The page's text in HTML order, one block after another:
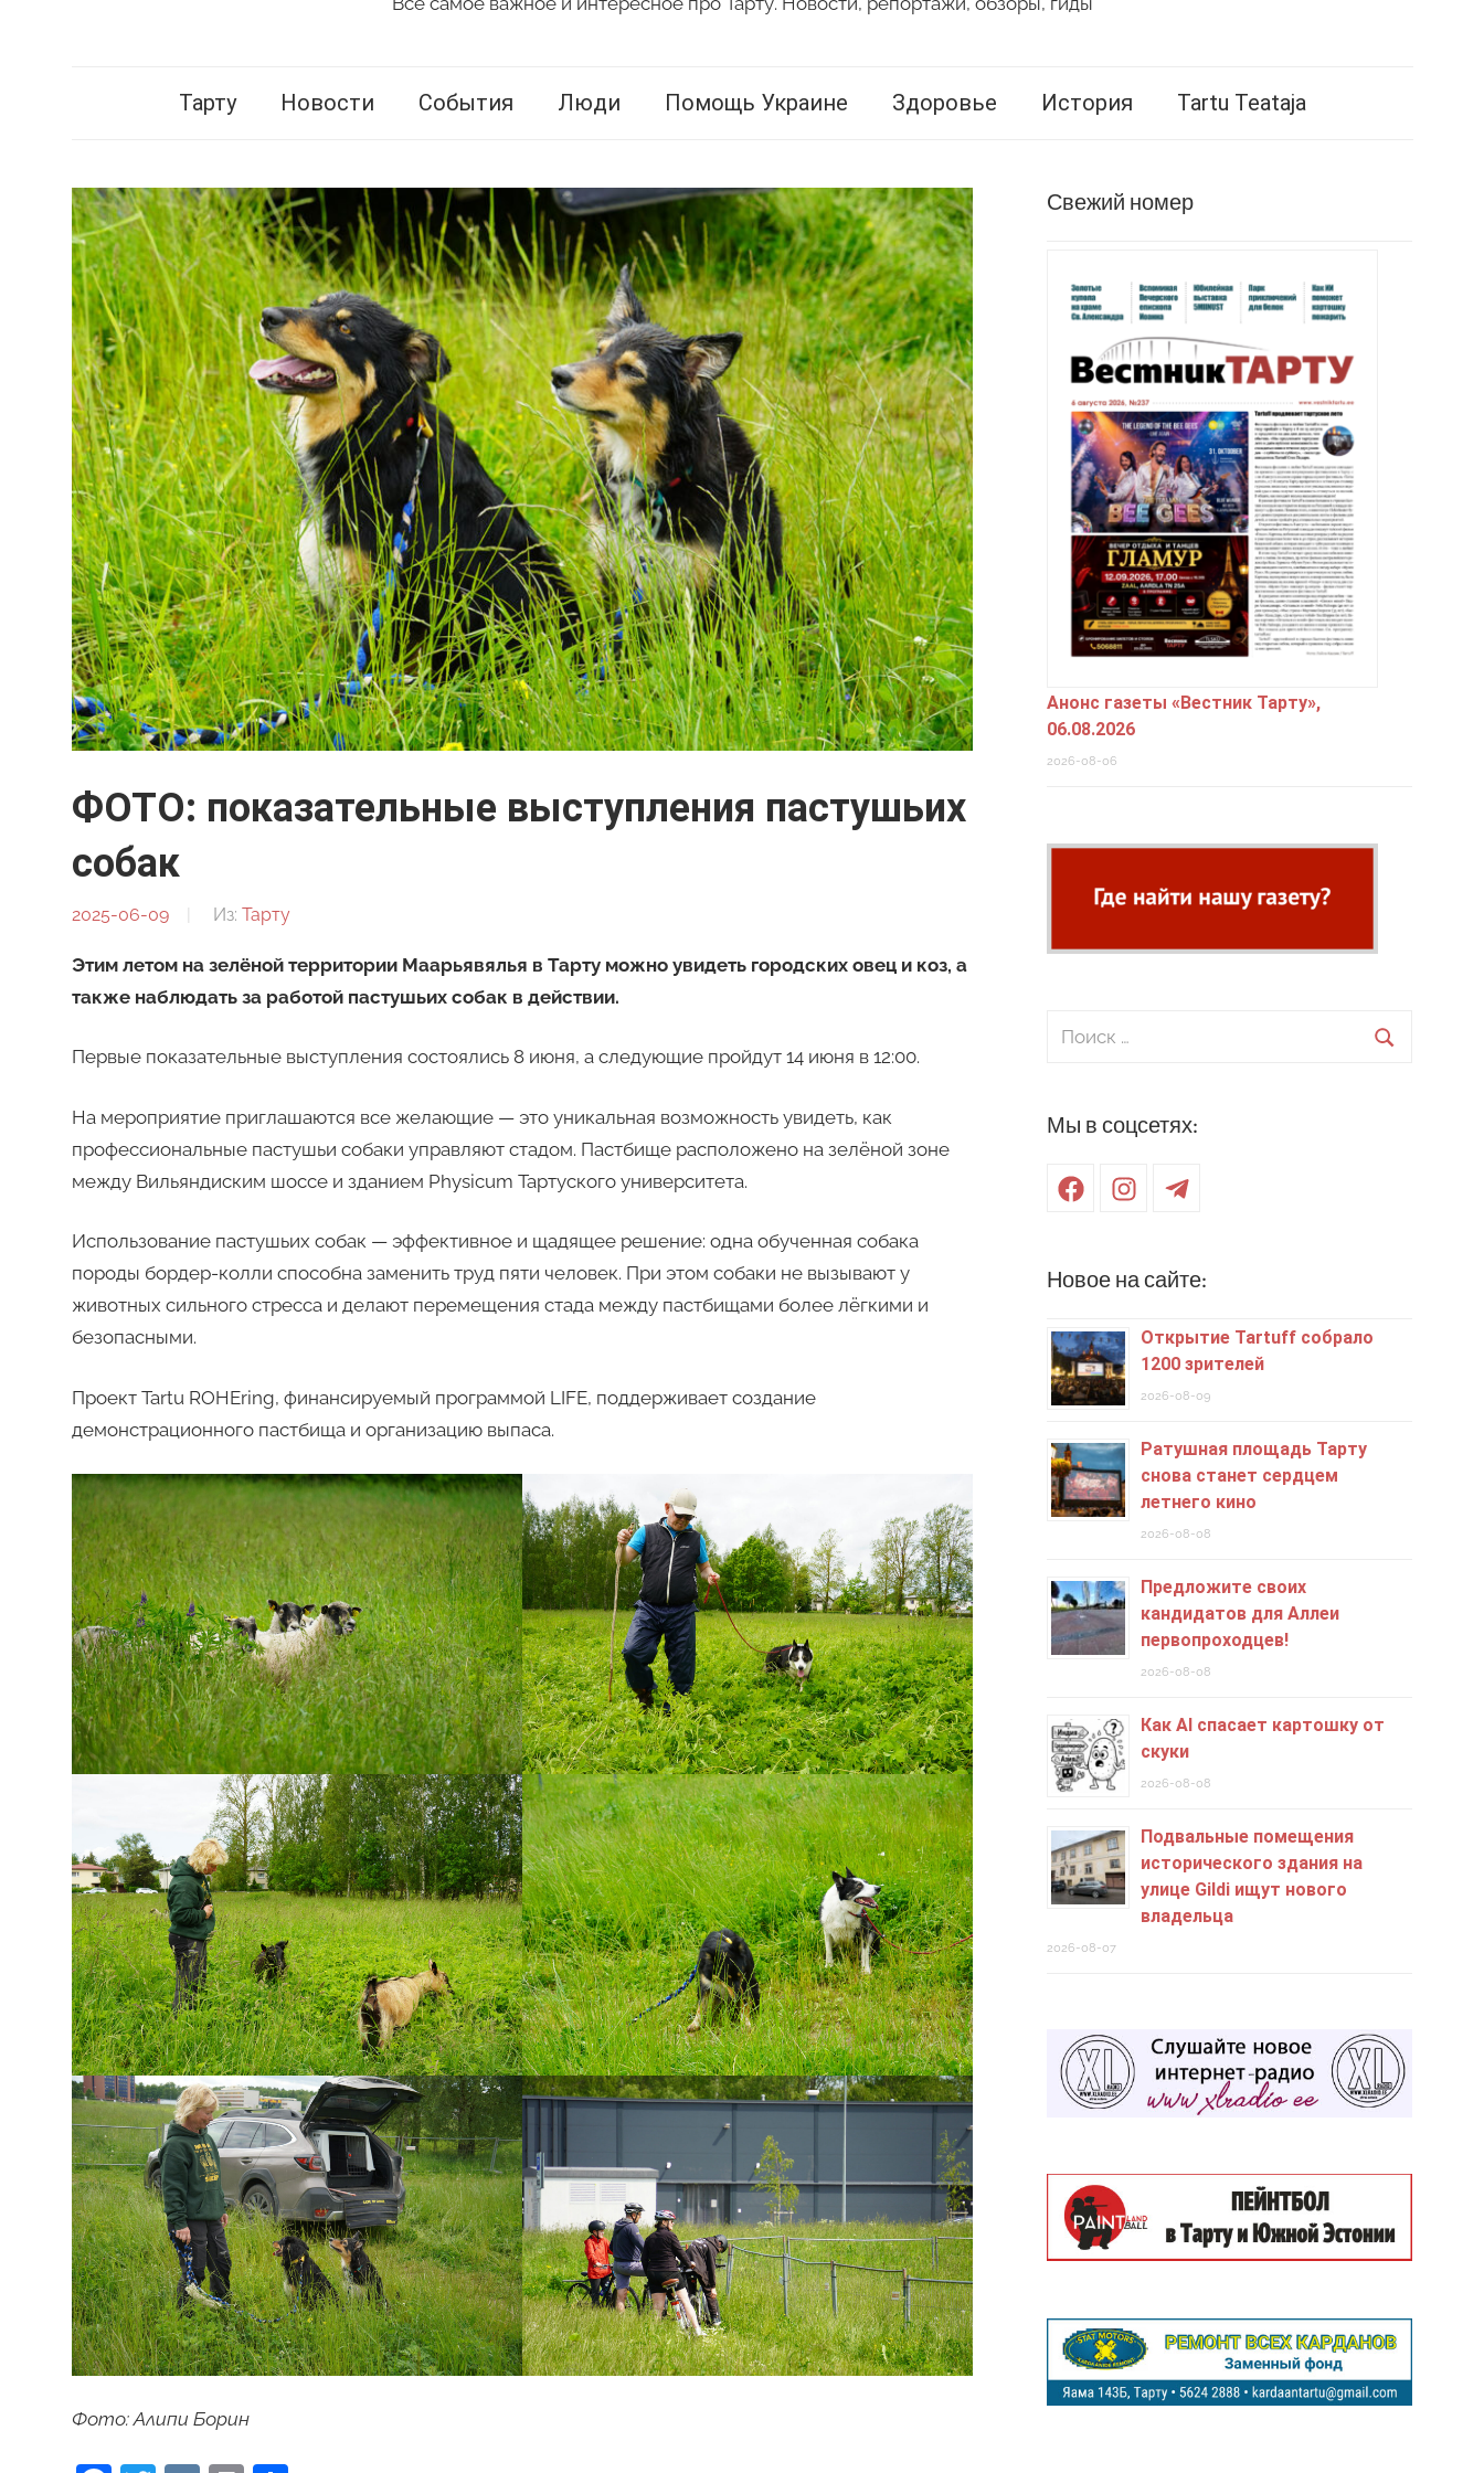
TartuТарту Новости События Люди Помощь Украине Здоровье История Tartu Teataja
ФОТО: показательные выступления пастушьих
собак
2025-06-09
От:
Из: Тарту
Этим летом на зелёной территории Маарьявялья в Тарту можно увидеть городских овец и коз, а
также наблюдать за работой пастушьих собак в действии.
Первые показательные выступления состоялись 8 июня, а следующие пройдут 14 июня в 12:00.
На мероприятие приглашаются все желающие — это уникальная возможность увидеть, как
профессиональные пастушьи собаки управляют стадом. Пастбище расположено на зелёной зоне
между Вильяндиским шоссе и зданием Physicum Тартуского университета.
Использование пастушьих собак — эффективное и щадящее решение: одна обученная собака
породы бордер-колли способна заменить труд пяти человек. При этом собаки не вызывают у
животных сильного стресса и делают перемещения стада между пастбищами более лёгкими и
безопасными.
Проект Tartu ROHEring, финансируемый программой LIFE, поддерживает создание
демонстрационного пастбища и организацию выпаса.
Фото: Алипи Борин
Свежий номер
Анонс газеты «Вестник Тарту»,
06.08.2026
2026-08-06
Поиск
Мы в соцсетях:
FacebookInstagramTelegram
Новое на сайте:
Открытие Tartuff собрало
1200 зрителей
2026-08-09
Ратушная площадь Тарту
снова станет сердцем
летнего кино
2026-08-08
Предложите своих
кандидатов для Аллеи
первопроходцев!
2026-08-08
Как AI спасает картошку от
скуки
2026-08-08
Подвальные помещения
исторического здания на
улице Gildi ищут нового
владельца
2026-08-07